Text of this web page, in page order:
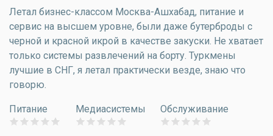
Летал бизнес-классом Москва-Ашхабад, питание и
сервис на высшем уровне, были даже бутерброды с
черной и красной икрой в качестве закуски. Не хватает
только системы развлечений на борту. Туркмены
лучшие в СНГ, я летал практически везде, знаю что
говорю.
Питание Медиасистемы Обслуживание